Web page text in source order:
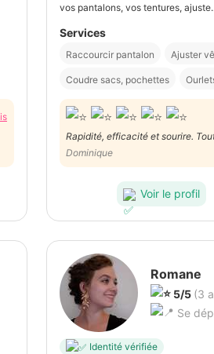
vos pantalons, vos tentures,
Services
Raccourcir pantalon Ajuster
Coudre sacs, pochettes
Rapidité, efficacité et sourire.
Dominique
Voir le profil
Romane
5/5 (3
Se
Identité vérifiée